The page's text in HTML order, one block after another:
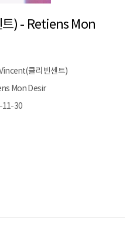
) - Retiens Mon
클리 빈센트)
Mon Desir
11-30